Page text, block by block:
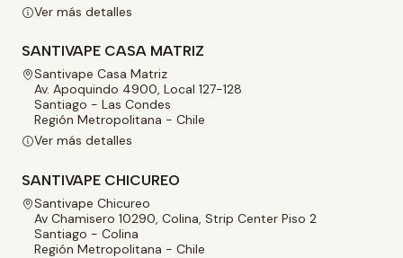
Ver más detalles
SANTIVAPE CASA MATRIZ
Santivape Casa Matriz
Av. Apoquindo 4900, Local 127-128
Santiago - Las Condes
Región Metropolitana - Chile
Ver más detalles
SANTIVAPE CHICUREO
Santivape Chicureo
Av Chamisero 10290, Colina, Strip Center Piso 2
Santiago - Colina
Región Metropolitana - Chile